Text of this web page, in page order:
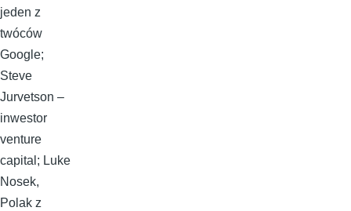
jeden z
twóców
Google;
Steve
Jurvetson –
inwestor
venture
capital; Luke
Nosek,
Polak z